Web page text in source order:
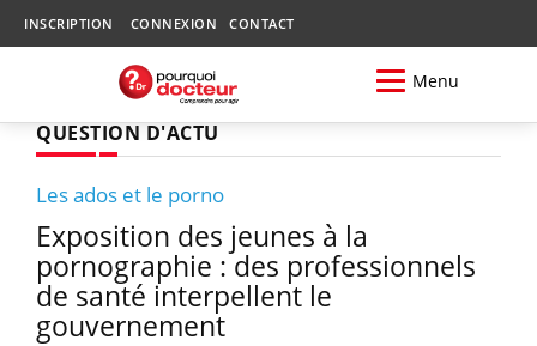
INSCRIPTION CONNEXION CONTACT
Menu
QUESTION D'ACTU
Les ados et le porno
Exposition des jeunes à la
pornographie : des professionnels
de santé interpellent le
gouvernement